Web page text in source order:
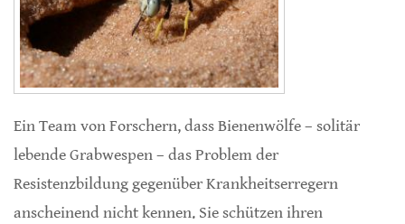
Ein Team von Forschern, dass Bienenwölfe – solitär
lebende Grabwespen – das Problem der
Resistenzbildung gegenüber Krankheitserregern
anscheinend nicht kennen. Sie schützen ihren